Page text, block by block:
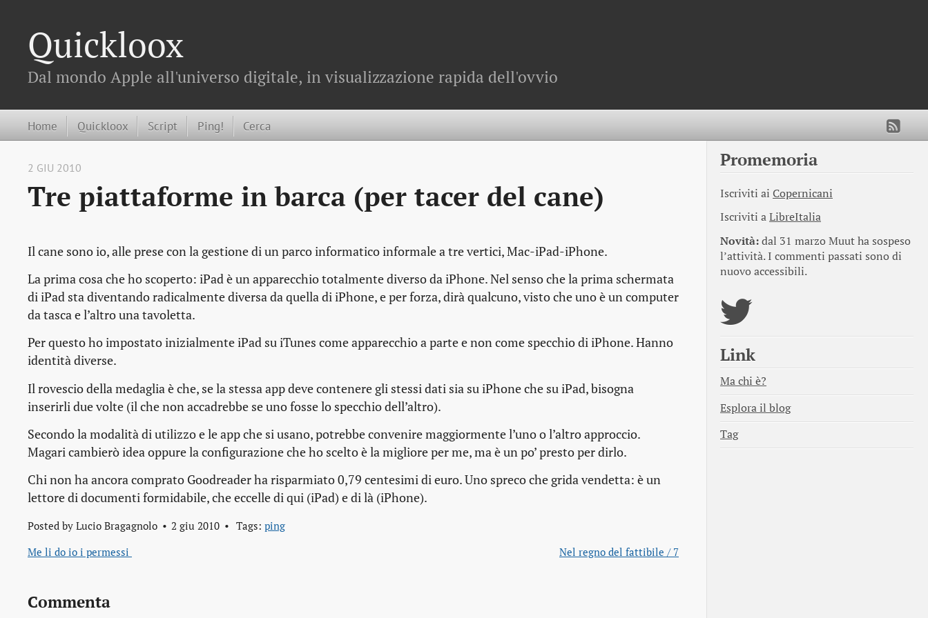
Quickloox
Dal mondo Apple all'universo digitale, in visualizzazione rapida dell'ovvio
Home Quickloox Script Ping! Cerca
2 GIU 2010
Tre piattaforme in barca (per tacer del cane)
Il cane sono io, alle prese con la gestione di un parco informatico informale a tre vertici, Mac-iPad-iPhone.
La prima cosa che ho scoperto: iPad è un apparecchio totalmente diverso da iPhone. Nel senso che la prima schermata
di iPad sta diventando radicalmente diversa da quella di iPhone, e per forza, dirà qualcuno, visto che uno è un computer
da tasca e l’altro una tavoletta.
Per questo ho impostato inizialmente iPad su iTunes come apparecchio a parte e non come specchio di iPhone. Hanno
identità diverse.
Il rovescio della medaglia è che, se la stessa appdeve contenere gli stessi dati sia su iPhone che su iPad, bisogna
inserirli due volte (il che non accadrebbe se uno fosse lo specchio dell’altro).
Secondo la modalità di utilizzo e leappche si usano, potrebbe convenire maggiormente l’uno o l’altro approccio.
Magari cambierò idea oppure la configurazione che ho scelto è la migliore per me, ma è un po’ presto per dirlo.
Chi non ha ancora comprato Goodreader ha risparmiato 0,79 centesimi di euro. Uno spreco che grida vendetta: è un
lettore di documenti formidabile, che eccelle di qui (iPad) e di là (iPhone).
Posted by Lucio Bragagnolo 2 giu 2010 Tags: ping
Me li do io i permessi
Nel regno del fattibile / 7
Commenta
Promemoria
Iscriviti ai Copernicani
Iscriviti aLibreItalia
Novità:dal 31 marzo Muut ha sospeso
l’attività. I commenti passati sono di
nuovo accessibili.
Link
Ma chi è?
Esplora il blog
Tag